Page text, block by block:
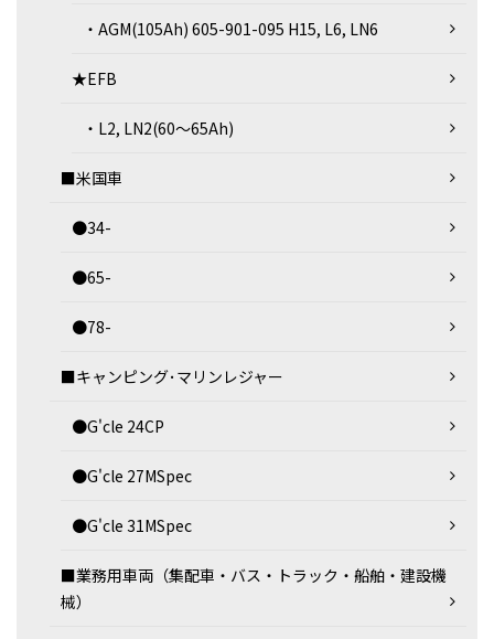
・AGM(105Ah) 605-901-095 H15, L6, LN6
★EFB
・L2, LN2(60～65Ah)
■米国車
●34-
●65-
●78-
■キャンピング･マリンレジャー
●G'cle 24CP
●G'cle 27MSpec
●G'cle 31MSpec
■業務用車両（集配車・バス・トラック・船舶・建設機
械）